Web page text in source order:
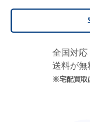
全国対応
送料が無
※宅配買取